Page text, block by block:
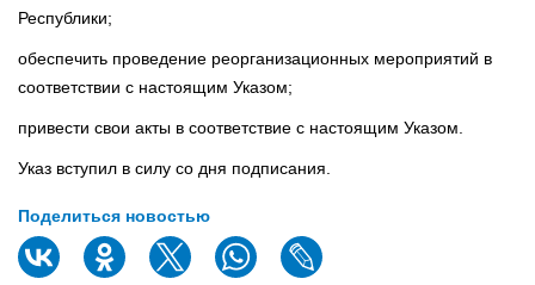
Республики;
обеспечить проведение реорганизационных мероприятий в
соответствии с настоящим Указом;
привести свои акты в соответствие с настоящим Указом.
Указ вступил в силу со дня подписания.
Поделиться новостью